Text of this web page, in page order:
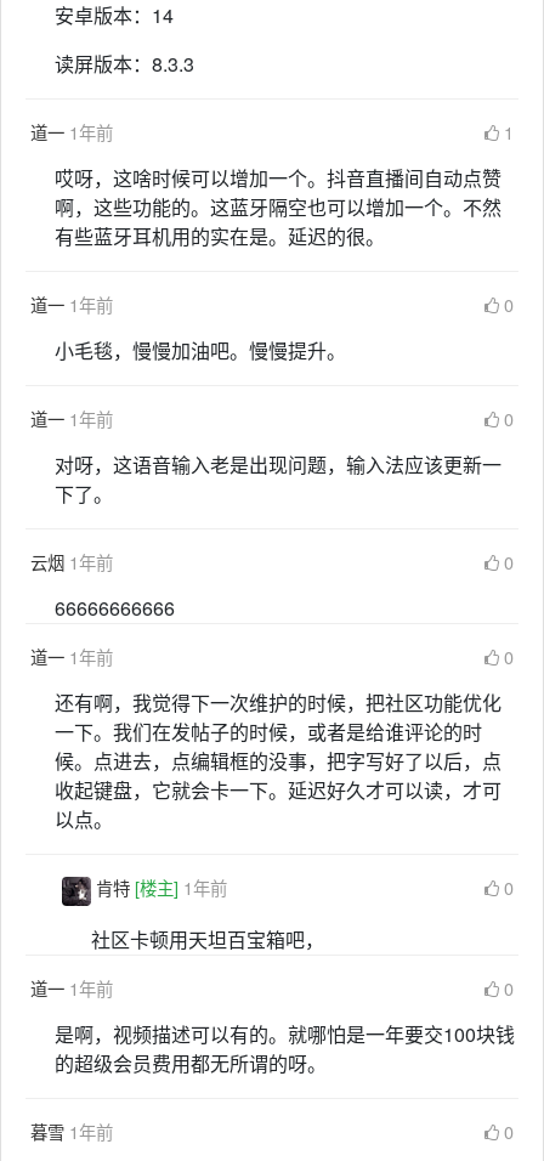
安卓版本：14
读屏版本：8.3.3
道一 1年前 1
哎呀，这啥时候可以增加一个。抖音直播间自动点赞
啊，这些功能的。这蓝牙隔空也可以增加一个。不然
有些蓝牙耳机用的实在是。延迟的很。
道一 1年前 0
小毛毯，慢慢加油吧。慢慢提升。
道一 1年前 0
对呀，这语音输入老是出现问题，输入法应该更新一
下了。
云烟 1年前 0
66666666666
道一 1年前 0
还有啊，我觉得下一次维护的时候，把社区功能优化
一下。我们在发帖子的时候，或者是给谁评论的时
候。点进去，点编辑框的没事，把字写好了以后，点
收起键盘，它就会卡一下。延迟好久才可以读，才可
以点。
肯特 [楼主] 1年前 0
社区卡顿用天坦百宝箱吧，
道一 1年前 0
是啊，视频描述可以有的。就哪怕是一年要交100块钱
的超级会员费用都无所谓的呀。
暮雪 1年前 0